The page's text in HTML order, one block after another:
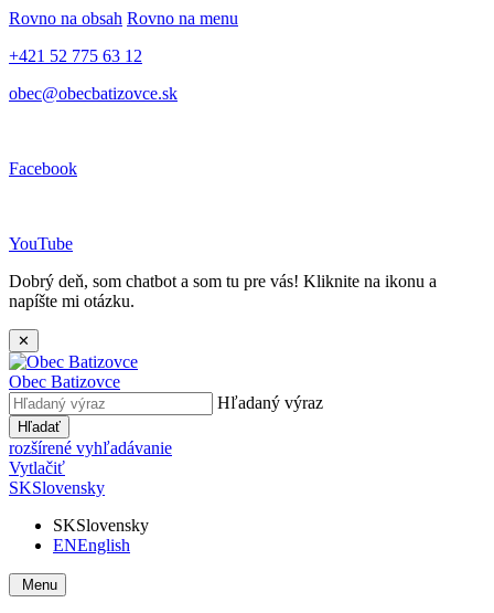
Rovno na obsah Rovno na menu
+421 52 775 63 12
obec@obecbatizovce.sk
Facebook
YouTube
Dobrý deň, som chatbot a som tu pre vás! Kliknite na ikonu a
napíšte mi otázku.
✕
Obec Batizovce
Hľadaný výraz
Hľadať
rozšírené vyhľadávanie
Vytlačiť
SKSlovensky
SKSlovensky
ENEnglish
Menu